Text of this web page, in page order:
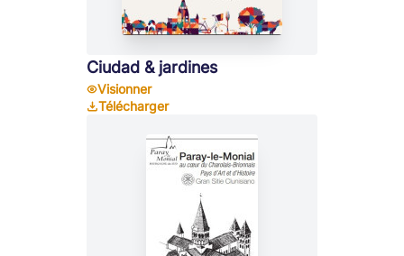
Ciudad & jardines
Visionner
Télécharger